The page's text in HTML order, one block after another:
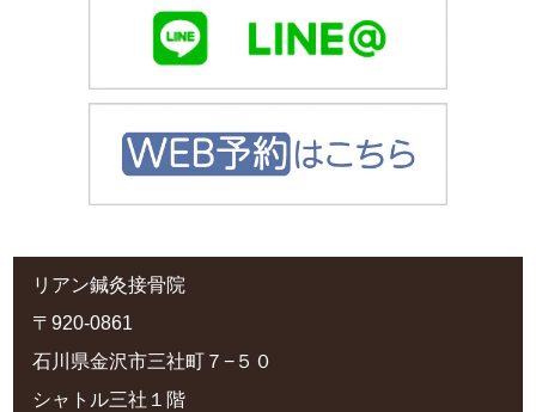
リアン鍼灸接骨院
〒920-0861
石川県金沢市三社町７−５０
シャトル三社１階